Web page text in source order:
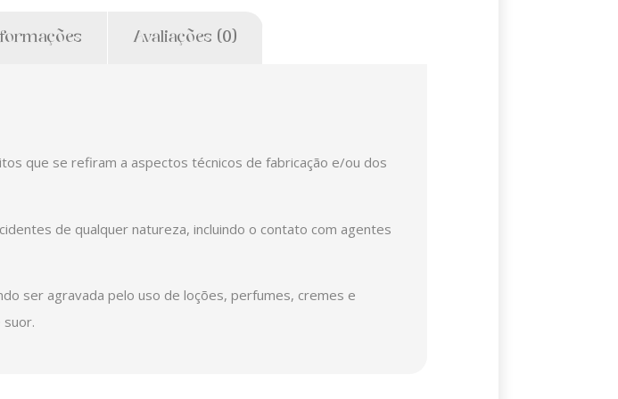
Avaliações (0)
que se refiram a aspectos técnicos de fabricação e/ou dos
de qualquer natureza, incluindo o contato com agentes
ser agravada pelo uso de loções, perfumes, cremes e